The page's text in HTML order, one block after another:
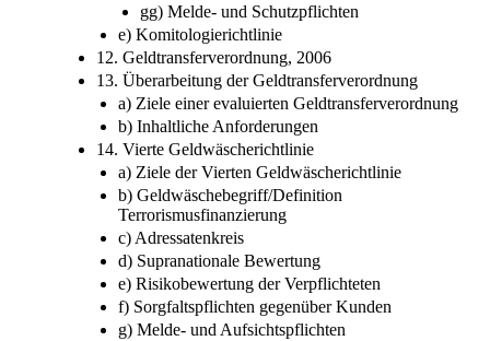
gg) Melde- und Schutzpflichten
e) Komitologierichtlinie
12. Geldtransferverordnung, 2006
13. Überarbeitung der Geldtransferverordnung
a) Ziele einer evaluierten Geldtransferverordnung
b) Inhaltliche Anforderungen
14. Vierte Geldwäscherichtlinie
a) Ziele der Vierten Geldwäscherichtlinie
b) Geldwäschebegriff/Definition
Terrorismusfinanzierung
c) Adressatenkreis
d) Supranationale Bewertung
e) Risikobewertung der Verpflichteten
f) Sorgfaltspflichten gegenüber Kunden
g) Melde- und Aufsichtspflichten